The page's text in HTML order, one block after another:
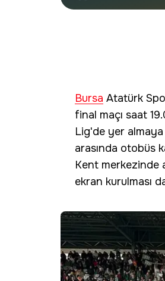
Bursa Atatürk
final maçı saat
Lig'de yer
arasında otobüs
Kent merkezinde
ekran kurulması